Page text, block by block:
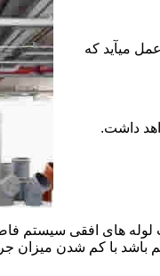
میآید که
لوله های افقی سیستم
باشد با کم شدن میزان